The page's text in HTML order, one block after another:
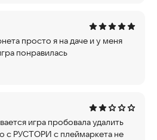
просто я на даче и у меня
понравилась
игра пробовала удалить
с РУСТОРИ с плеймаркета не